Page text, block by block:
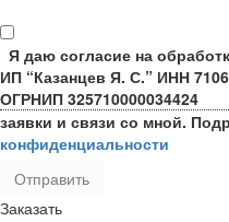
Я даю согласие на
ИП “Казанцев Я. С.” ИНН
ОГРНИП 325710000034424
заявки и связи со мной.
конфиденциальности
Заказать